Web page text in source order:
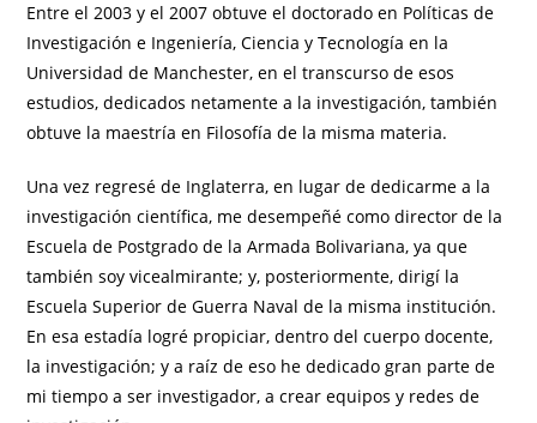
Entre el 2003 y el 2007 obtuve el doctorado en Políticas de
Investigación e Ingeniería, Ciencia y Tecnología en la
Universidad de Manchester, en el transcurso de esos
estudios, dedicados netamente a la investigación, también
obtuve la maestría en Filosofía de la misma materia.
Una vez regresé de Inglaterra, en lugar de dedicarme a la
investigación científica, me desempeñé como director de la
Escuela de Postgrado de la Armada Bolivariana, ya que
también soy vicealmirante; y, posteriormente, dirigí la
Escuela Superior de Guerra Naval de la misma institución.
En esa estadía logré propiciar, dentro del cuerpo docente,
la investigación; y a raíz de eso he dedicado gran parte de
mi tiempo a ser investigador, a crear equipos y redes de